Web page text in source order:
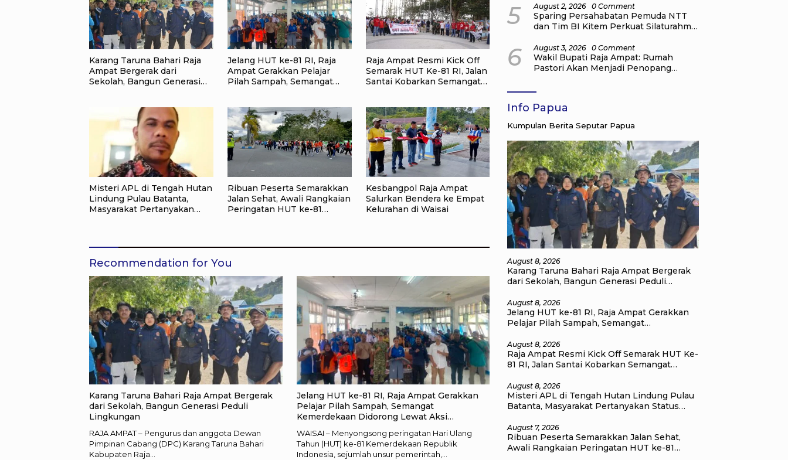
Karang Taruna Bahari Raja
Ampat Bergerak dari
Sekolah, Bangun Generasi
Jelang HUT ke-81 RI, Raja
Ampat Gerakkan Pelajar
Pilah Sampah, Semangat
Raja Ampat Resmi Kick Off
Semarak HUT Ke-81 RI, Jalan
Santai Kobarkan Semangat
Misteri APL di Tengah Hutan
Lindung Pulau Batanta,
Masyarakat Pertanyakan
Ribuan Peserta Semarakkan
Jalan Sehat, Awali Rangkaian
Peringatan HUT ke-81
Kesbangpol Raja Ampat
Salurkan Bendera ke Empat
Kelurahan di Waisai
Recommendation for You
Karang Taruna Bahari Raja Ampat Bergerak
dari Sekolah, Bangun Generasi Peduli
Lingkungan
RAJA AMPAT – Pengurus dan anggota Dewan
Pimpinan Cabang (DPC) Karang Taruna Bahari
Kabupaten Raja…
Jelang HUT ke-81 RI, Raja Ampat Gerakkan
Pelajar Pilah Sampah, Semangat
Kemerdekaan Didorong Lewat Aksi
WAISAI – Menyongsong peringatan Hari Ulang
Tahun (HUT) ke-81 Kemerdekaan Republik
Indonesia, sejumlah unsur pemerintah,…
Pengelola Homestay di Kampung Go
Distrik Tiplol Mayalibit
5 August 2, 2026 0 Comment
Sparing Persahabatan Pemuda NTT
dan Tim BI Kitem Perkuat Silaturahmi
6 August 3, 2026 0 Comment
Wakil Bupati Raja Ampat: Rumah
Pastori Akan Menjadi Penopang
Info Papua
Kumpulan Berita Seputar Papua
August 8, 2026
Karang Taruna Bahari Raja Ampat Bergerak
dari Sekolah, Bangun Generasi Peduli
August 8, 2026
Jelang HUT ke-81 RI, Raja Ampat Gerakkan
Pelajar Pilah Sampah, Semangat
Lingkungan
August 8, 2026
Raja Ampat Resmi Kick Off Semarak HUT Ke-
81 RI, Jalan Santai Kobarkan Semangat
August 8, 2026
Misteri APL di Tengah Hutan Lindung Pulau
Batanta, Masyarakat Pertanyakan Status
August 7, 2026
Ribuan Peserta Semarakkan Jalan Sehat,
Awali Rangkaian Peringatan HUT ke-81